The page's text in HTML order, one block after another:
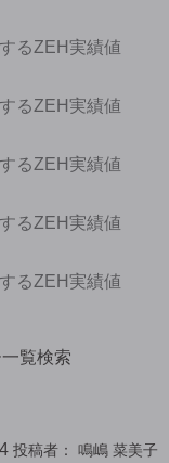
るZEH実績値
るZEH実績値
るZEH実績値
るZEH実績値
るZEH実績値
覧検索
投稿者： 鳴嶋 菜美子